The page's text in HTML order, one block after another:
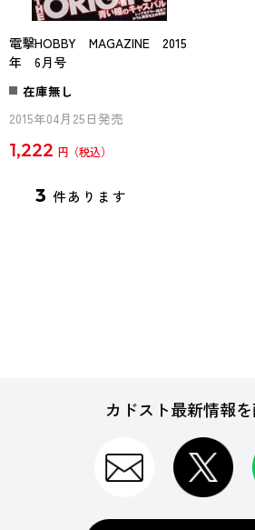
電撃HOBBY MAGAZINE 2015
年 6月号
在庫無し
2015年04月25日発売
1,222 円
3 件あります
カドスト最新情報